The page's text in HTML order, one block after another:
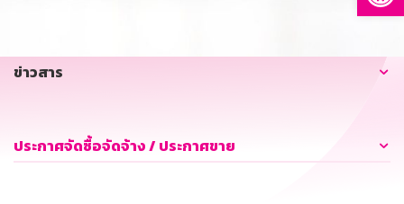
ข่าวสาร
ประกาศจัดซื้อจัดจ้าง / ประกาศขาย